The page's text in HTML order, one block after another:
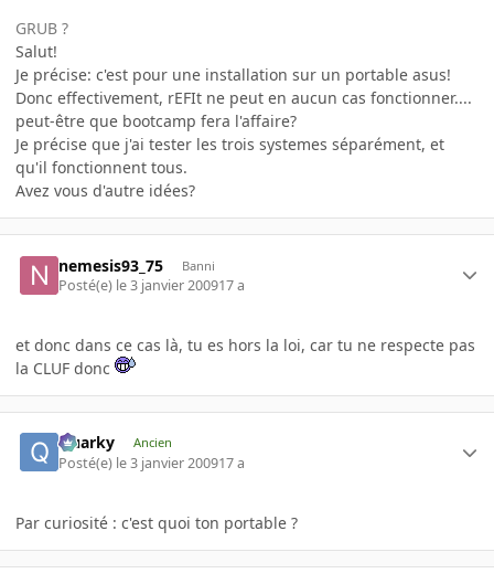
GRUB ?
Salut!
Je précise: c'est pour une installation sur un portable asus!
Donc effectivement, rEFIt ne peut en aucun cas fonctionner....
peut-être que bootcamp fera l'affaire?
Je précise que j'ai tester les trois systemes séparément, et
qu'il fonctionnent tous.
Avez vous d'autre idées?
nemesis93_75 Banni
Posté(e) le 3 janvier 200917 a
et donc dans ce cas là, tu es hors la loi, car tu ne respecte pas
la CLUF donc
Quarky Ancien
Posté(e) le 3 janvier 200917 a
Par curiosité : c'est quoi ton portable ?